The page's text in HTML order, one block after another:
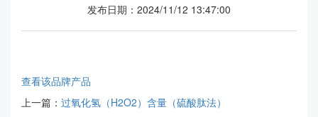
发布日期：2024/11/12 13:47:00
查看该品牌产品
上一篇： 过氧化氢（H2O2）含量（硫酸肽法）